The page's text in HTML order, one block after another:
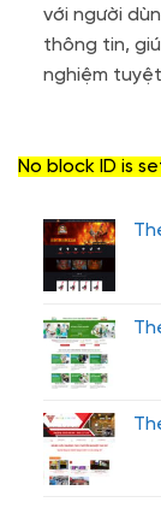
với người
thông tin,
nghiệm
No block ID is